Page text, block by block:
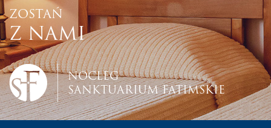
ZOSTAŃ
Z NAMI
NOCLEG
SANKTUARIUM FATIMSKIE